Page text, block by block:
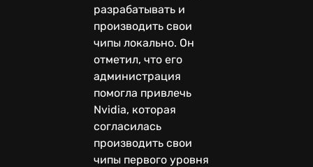
разрабатывать и
производить свои
чипы локально. Он
отметил, что его
администрация
помогла привлечь
Nvidia, которая
согласилась
производить свои
чипы первого уровня